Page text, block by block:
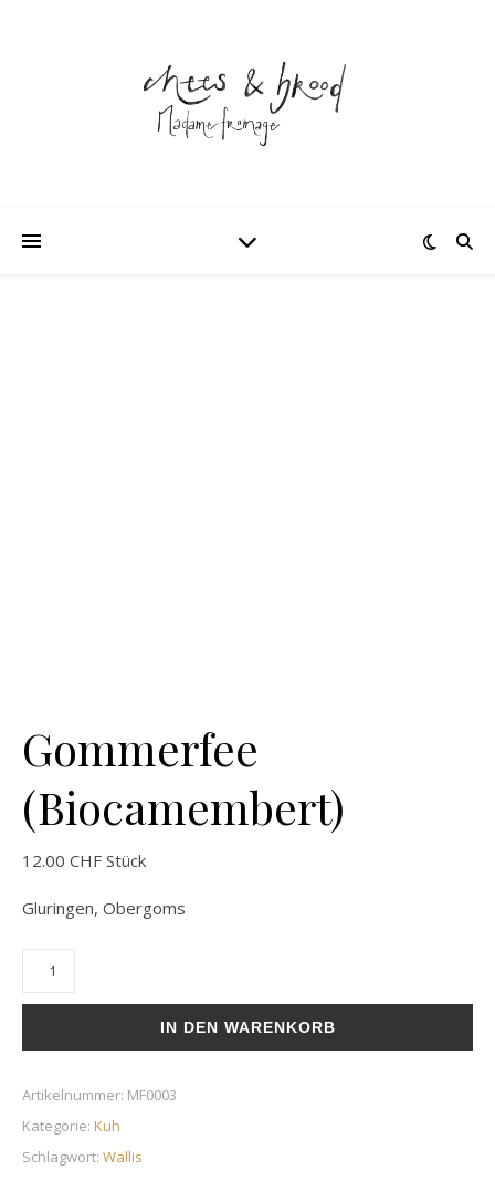
Gommerfee
(Biocamembert)
12.00 CHF Stück
Gluringen, Obergoms
IN DEN WARENKORB
Artikelnummer: MF0003
Kategorie: Kuh
Schlagwort: Wallis